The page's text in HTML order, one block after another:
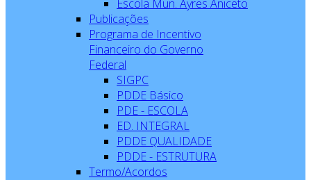
Escola Mun. Ayres Aniceto
Publicações
Programa de Incentivo
Financeiro do Governo
Federal
SIGPC
PDDE Básico
PDE - ESCOLA
ED. INTEGRAL
PDDE QUALIDADE
PDDE - ESTRUTURA
Termo/Acordos